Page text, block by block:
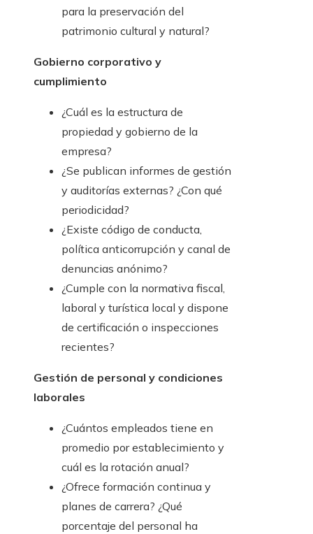
para la preservación del
patrimonio cultural y natural?
Gobierno corporativo y
cumplimiento
¿Cuál es la estructura de
propiedad y gobierno de la
empresa?
¿Se publican informes de gestión
y auditorías externas? ¿Con qué
periodicidad?
¿Existe código de conducta,
política anticorrupción y canal de
denuncias anónimo?
¿Cumple con la normativa fiscal,
laboral y turística local y dispone
de certificación o inspecciones
recientes?
Gestión de personal y condiciones
laborales
¿Cuántos empleados tiene en
promedio por establecimiento y
cuál es la rotación anual?
¿Ofrece formación continua y
planes de carrera? ¿Qué
porcentaje del personal ha